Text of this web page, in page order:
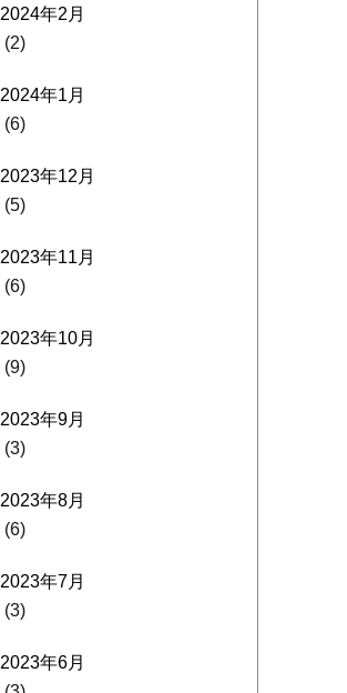
2024年2月
(2)
2024年1月
(6)
2023年12月
(5)
2023年11月
(6)
2023年10月
(9)
2023年9月
(3)
2023年8月
(6)
2023年7月
(3)
2023年6月